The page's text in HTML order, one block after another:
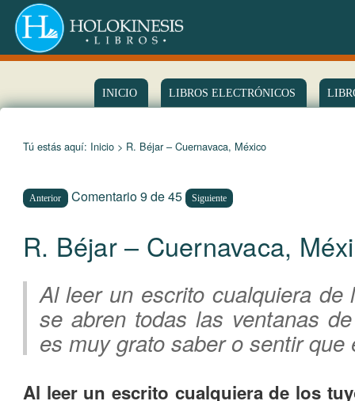
INICIO LIBROS ELECTRÓNICOS
Tú estás aquí: Inicio > R. Béjar – Cuernavaca, México
Anterior Comentario 9 de 45 Siguiente
R. Béjar – Cuernavaca,
Al leer un escrito cualquiera
se abren todas las ventanas
es muy grato saber o sentir que
Al leer un escrito cualquiera de los